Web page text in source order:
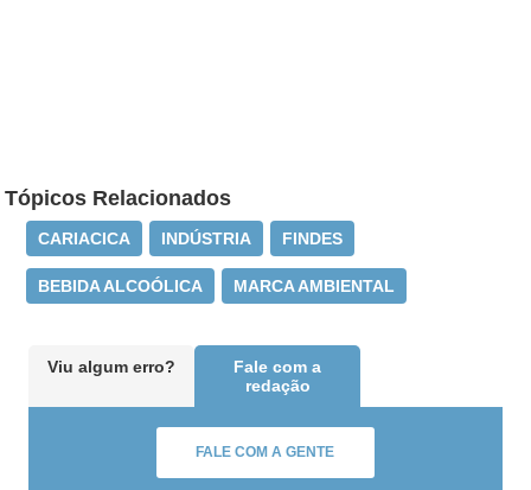
Tópicos Relacionados
CARIACICA INDÚSTRIA FINDES
BEBIDA ALCOÓLICA MARCA AMBIENTAL
Viu algum erro?
Fale com a
redação
FALE COM A GENTE